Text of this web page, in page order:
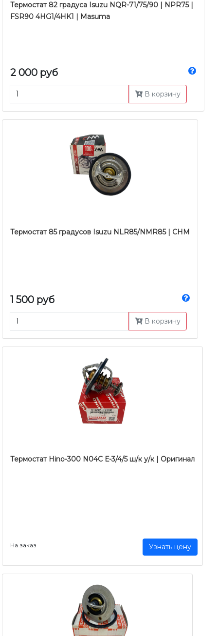
Термостат 82 градуса Isuzu NQR-71/75/90 | NPR75 |
FSR90 4HG1/4HK1 | Masuma
2 000 руб
В корзину
Термостат 85 градусов Isuzu NLR85/NMR85 | CHM
1 500 руб
В корзину
Термостат Hino-300 N04C Е-3/4/5 ш/к у/к | Оригинал
На заказ Узнать цену